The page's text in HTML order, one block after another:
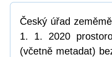
Český úřad
1. 1. 2020
(včetně metadat)